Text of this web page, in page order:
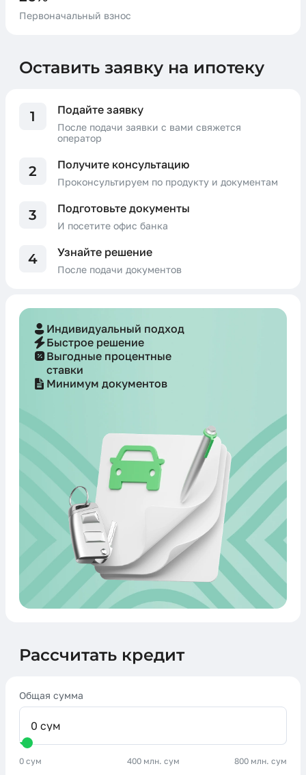
Первоначальный взнос
Оставить заявку на ипотеку
1 Подайте заявку
После подачи заявки с вами свяжется
оператор
2 Получите консультацию
Проконсультируем по продукту и документам
3 Подготовьте документы
И посетите офис банка
4 Узнайте решение
После подачи документов
Индивидуальный подход
Быстрое решение
Выгодные процентные
ставки
Минимум документов
Рассчитать кредит
Общая сумма
0 сум 400 млн. сум 800 млн. сум